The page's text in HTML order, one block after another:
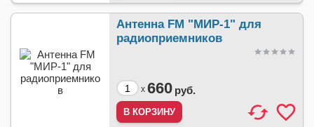
Антенна FM "МИР-1" для
радиоприемников
x 660 руб.